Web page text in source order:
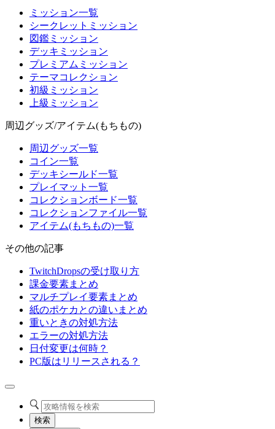
ミッション一覧
シークレットミッション
図鑑ミッション
デッキミッション
プレミアムミッション
テーマコレクション
初級ミッション
上級ミッション
周辺グッズ/アイテム(もちもの)
周辺グッズ一覧
コイン一覧
デッキシールド一覧
プレイマット一覧
コレクションボード一覧
コレクションファイル一覧
アイテム(もちもの)一覧
その他の記事
TwitchDropsの受け取り方
課金要素まとめ
マルチプレイ要素まとめ
紙のポケカとの違いまとめ
重いときの対処方法
エラーの対処方法
日付変更は何時？
PC版はリリースされる？
検索